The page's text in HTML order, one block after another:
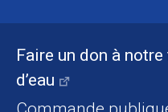
Faire un don à
d’eau